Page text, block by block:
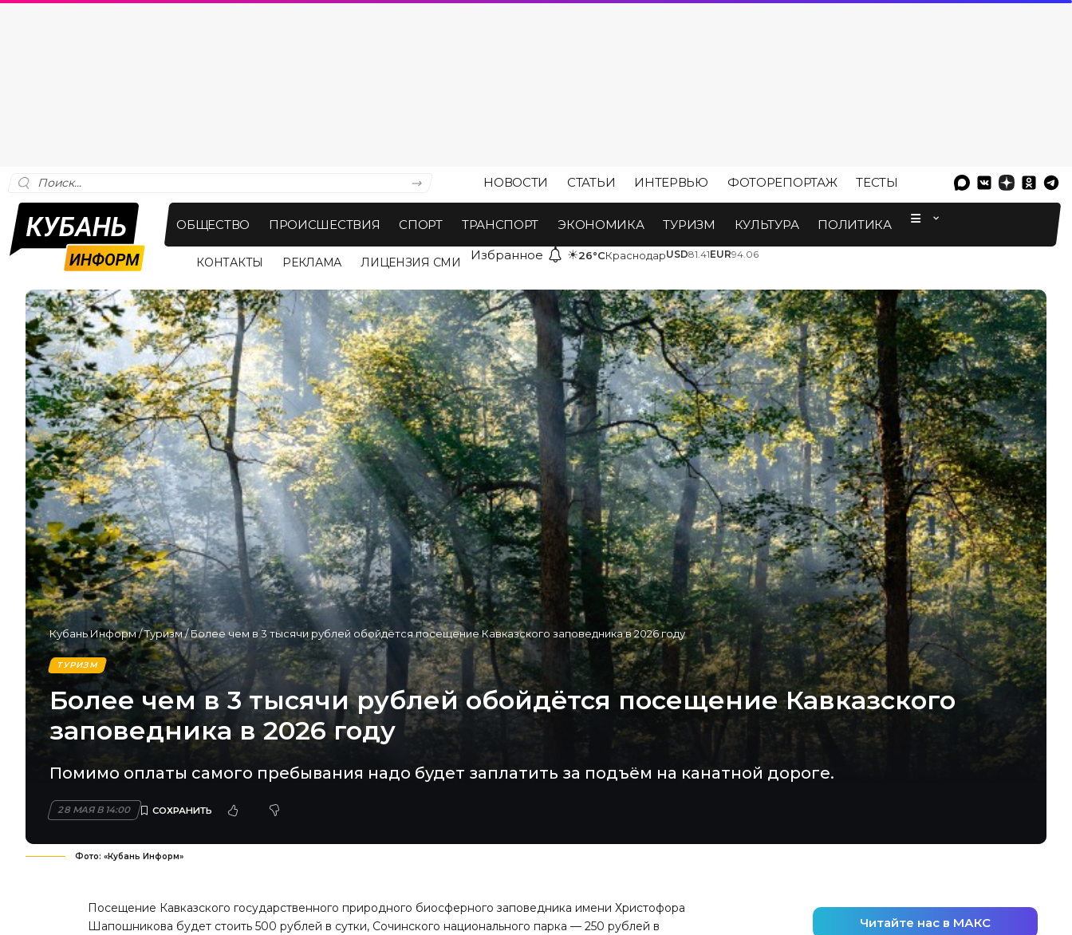
НОВОСТИ СТАТЬИ ИНТЕРВЬЮ ФОТОРЕПОРТАЖ ТЕСТЫ
ОБЩЕСТВО ПРОИСШЕСТВИЯ СПОРТ ТРАНСПОРТ ЭКОНОМИКА ТУРИЗМ КУЛЬТУРА ПОЛИТИКА
КОНТАКТЫ РЕКЛАМА ЛИЦЕНЗИЯ СМИ Избранное ☀26°CКраснодарUSD81.41EUR94.06
Кубань Информ/Туризм/Более чем в 3 тысячи рублей обойдётся посещение Кавказского заповедника в 2026 году
ТУРИЗМ
Более чем в 3 тысячи рублей обойдётся посещение Кавказского
заповедника в 2026 году
Помимо оплаты самого пребывания надо будет заплатить за подъём на канатной дороге.
28 МАЯ В 14:00
Фото: «Кубань Информ»
Посещение Кавказского государственного природного биосферного заповедника имени Христофора
Шапошникова будет стоить 500 рублей в сутки, Сочинского национального парка — 250 рублей в
Читайте нас в МАКС